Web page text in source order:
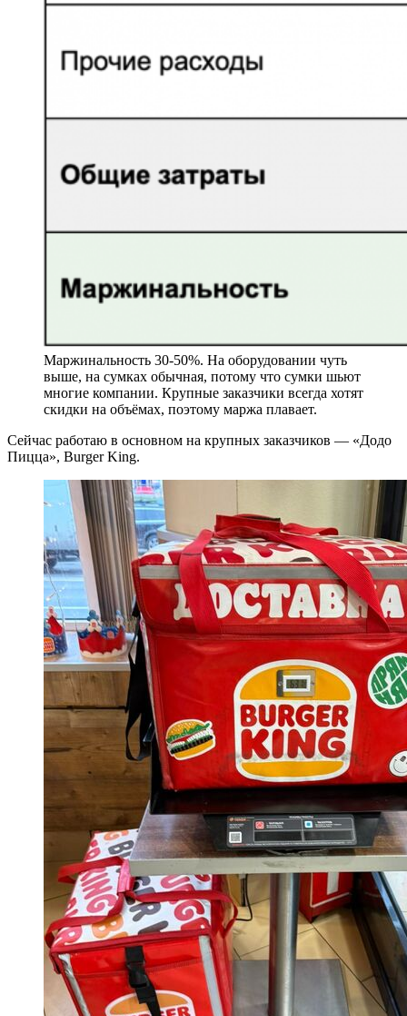
Маржинальность 30-50%. На оборудовании чуть
выше, на сумках обычная, потому что сумки шьют
многие компании. Крупные заказчики всегда хотят
скидки на объёмах, поэтому маржа плавает.
Сейчас работаю в основном на крупных заказчиков — «Додо
Пицца», Burger King.